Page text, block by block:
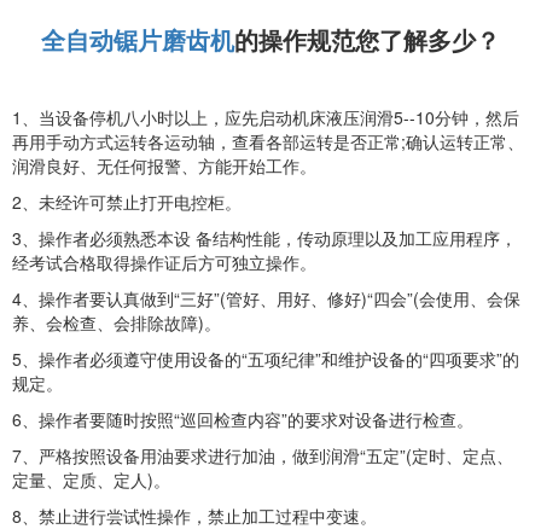
全自动锯片磨齿机的操作规范您了解多少？
1、当设备停机八小时以上，应先启动机床液压润滑5--10分钟，然后
再用手动方式运转各运动轴，查看各部运转是否正常;确认运转正常、
润滑良好、无任何报警、方能开始工作。
2、未经许可禁止打开电控柜。
3、操作者必须熟悉本设 备结构性能，传动原理以及加工应用程序，
经考试合格取得操作证后方可独立操作。
4、操作者要认真做到“三好”(管好、用好、修好)“四会”(会使用、会保
养、会检查、会排除故障)。
5、操作者必须遵守使用设备的“五项纪律”和维护设备的“四项要求”的
规定。
6、操作者要随时按照“巡回检查内容”的要求对设备进行检查。
7、严格按照设备用油要求进行加油，做到润滑“五定”(定时、定点、
定量、定质、定人)。
8、禁止进行尝试性操作，禁止加工过程中变速。